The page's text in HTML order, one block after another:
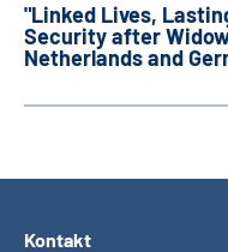
"Linked Lives,
Security after
Netherlands and
Kontakt